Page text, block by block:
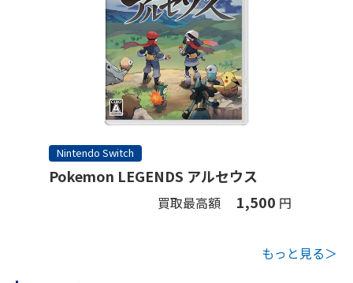
Nintendo Switch
Pokemon LEGENDS アルセウス
買取最高額 1,500 円
もっと見る＞